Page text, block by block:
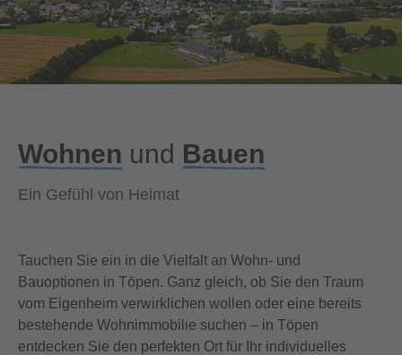
Wohnen und Bauen
Ein Gefühl von Heimat
Tauchen Sie ein in die Vielfalt an Wohn- und
Bauoptionen in Töpen. Ganz gleich, ob Sie den Traum
vom Eigenheim verwirklichen wollen oder eine bereits
bestehende Wohnimmobilie suchen – in Töpen
entdecken Sie den perfekten Ort für Ihr individuelles